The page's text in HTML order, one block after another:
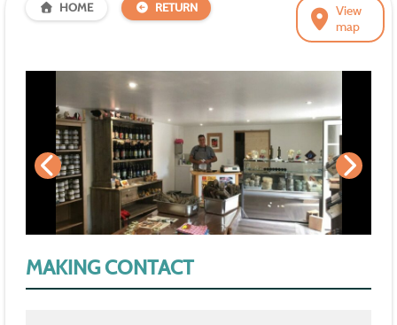
View
map
HOME RETURN
MAKING CONTACT